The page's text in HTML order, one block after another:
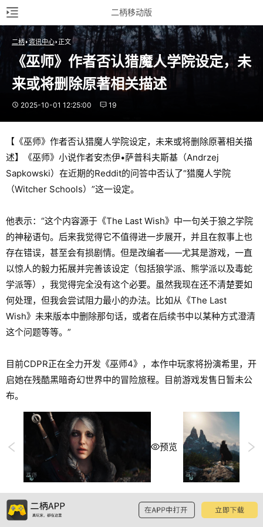
二柄移动版
二柄 资讯中心 正文
《巫师》作者否认猎魔人学院设定，未
来或将删除原著相关描述
2025-10-01 12:25:00 19
【《巫师》作者否认猎魔人学院设定，未来或将删除原著相关描
述】《巫师》小说作者安杰伊•萨普科夫斯基（Andrzej
Sapkowski）在近期的Reddit的问答中否认了“猎魔人学院
（Witcher Schools）”这一设定。
他表示：“这个内容源于《The Last Wish》中一句关于狼之学院
的神秘语句。后来我觉得它不值得进一步展开，并且在叙事上也
存在错误，甚至会有损剧情。但是改编者——尤其是游戏，一直
以惊人的毅力拓展并完善该设定（包括狼学派、熊学派以及毒蛇
学派等），我觉得完全没有这个必要。虽然我现在还不清楚要如
何处理，但我会尝试阻力最小的办法。比如从《The Last
Wish》未来版本中删除那句话，或者在后续书中以某种方式澄清
这个问题等等。”
目前CDPR正在全力开发《巫师4》，本作中玩家将扮演希里，开
启她在残酷黑暗奇幻世界中的冒险旅程。目前游戏发售日暂未公
布。
预览